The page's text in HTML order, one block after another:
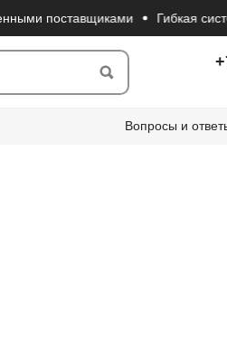
поставщиками Гибкая
Вопросы и